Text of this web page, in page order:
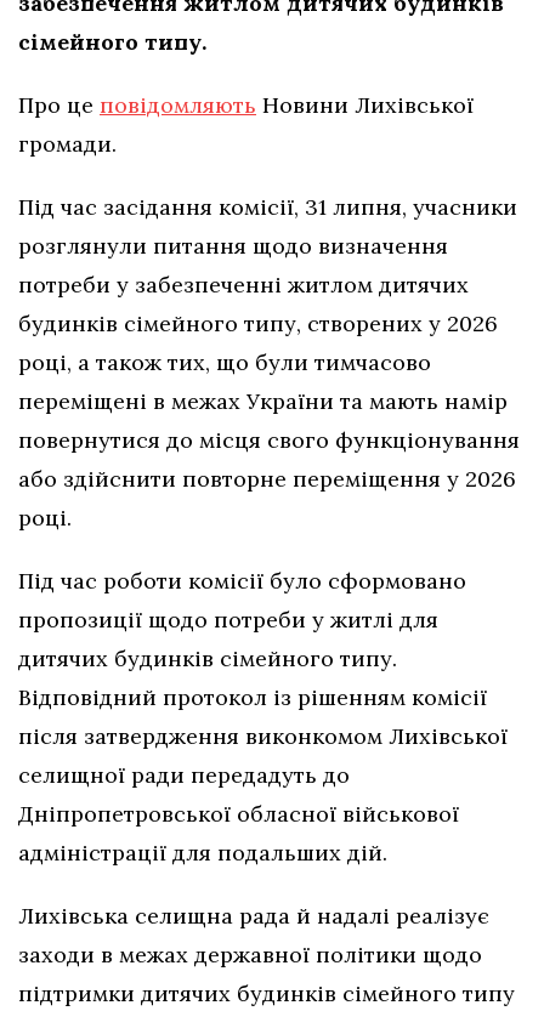
сімейного типу.
Про це повідомляють Новини Лихівської
громади.
Під час засідання комісії, 31 липня, учасники
розглянули питання щодо визначення
потреби у забезпеченні житлом дитячих
будинків сімейного типу, створених у 2026
році, а також тих, що були тимчасово
переміщені в межах України та мають намір
повернутися до місця свого функціонування
або здійснити повторне переміщення у 2026
році.
Під час роботи комісії було сформовано
пропозиції щодо потреби у житлі для
дитячих будинків сімейного типу.
Відповідний протокол із рішенням комісії
після затвердження виконкомом Лихівської
селищної ради передадуть до
Дніпропетровської обласної військової
адміністрації для подальших дій.
Лихівська селищна рада й надалі реалізує
заходи в межах державної політики щодо
підтримки дитячих будинків сімейного типу